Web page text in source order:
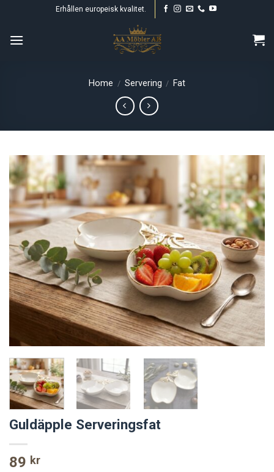
content
Erhållen europeisk kvalitet.
Home / Servering / Fat
Guldäpple Serveringsfat
89 kr